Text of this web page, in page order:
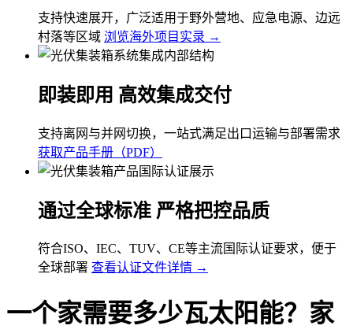
支持快速展开，广泛适用于野外营地、应急电源、边远
村落等区域 浏览海外项目实录 →
即装即用 高效集成交付
支持离网与并网切换，一站式满足出口运输与部署需求
获取产品手册（PDF）
通过全球标准 严格把控品质
符合ISO、IEC、TUV、CE等主流国际认证要求，便于
全球部署 查看认证文件详情 →
一个家需要多少瓦太阳能？家